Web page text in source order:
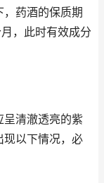
药酒的保质期
，此时有效成分
呈清澈透亮的紫
现以下情况，必